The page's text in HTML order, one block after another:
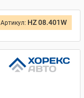
Артикул: HZ 08.401W